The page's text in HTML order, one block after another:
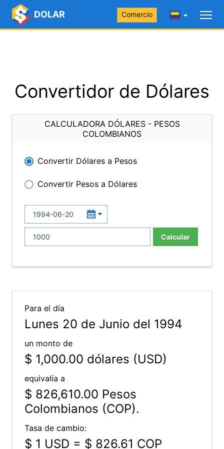
DOLAR Comercio
Convertidor de Dólares
CALCULADORA DÓLARES - PESOS
COLOMBIANOS
Convertir Dólares a Pesos
Convertir Pesos a Dólares
Calcular
Para el día
Lunes 20 de Junio del 1994
un monto de
$ 1,000.00 dólares (USD)
equivalía a
$ 826,610.00 Pesos
Colombianos (COP).
Tasa de cambio:
$ 1 USD = $ 826.61 COP